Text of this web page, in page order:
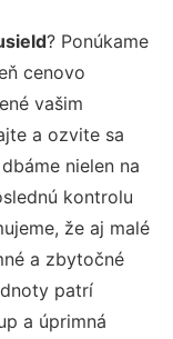
? Ponúkame
cenovo
vašim
a ozvite sa
nielen na
kontrolu
že aj malé
a zbytočné
patrí
a úprimná